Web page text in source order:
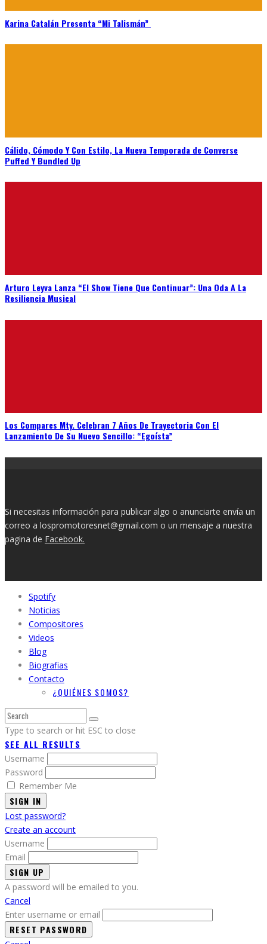
Karina Catalán Presenta “Mi Talismán”
Cálido, Cómodo Y Con Estilo, La Nueva Temporada de Converse
Puffed Y Bundled Up
Arturo Leyva Lanza “El Show Tiene Que Continuar”: Una Oda A La
Resiliencia Musical
Los Compares Mty. Celebran 7 Años De Trayectoria Con El
Lanzamiento De Su Nuevo Sencillo: “Egoísta”
Si necesitas información para publicar algo o anunciarte envía un
correo a lospromotoresnet@gmail.com o un mensaje a nuestra
pagina de Facebook.
Spotify
Noticias
Compositores
Videos
Blog
Biografias
Contacto
¿QUIÉNES SOMOS?
Type to search or hit ESC to close
SEE ALL RESULTS
Username
Password
Remember Me
SIGN IN
Lost password?
Create an account
Username
Email
A password will be emailed to you.
Cancel
Enter username or email